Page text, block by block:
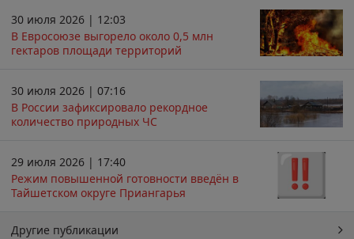
30 июля 2026 | 12:03
В Евросоюзе выгорело около 0,5 млн
гектаров площади территорий
30 июля 2026 | 07:16
В России зафиксировало рекордное
количество природных ЧС
29 июля 2026 | 17:40
Режим повышенной готовности введён в
Тайшетском округе Приангарья
Другие публикации